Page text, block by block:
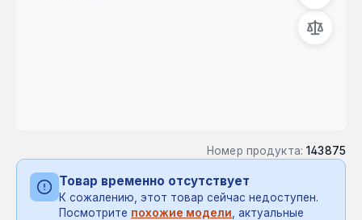
Номер продукта: 143875
Товар временно отсутствует
К сожалению, этот товар сейчас недоступен.
Посмотрите похожие модели , актуальные